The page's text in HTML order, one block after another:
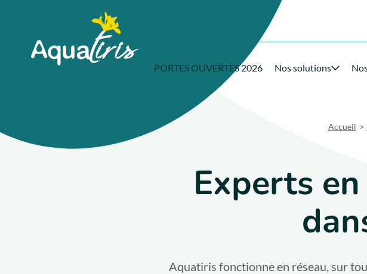
PORTES OUVERTES 2026 Nos solutions
Accueil
Experts
Aquatiris fonctionne en réseau, sur